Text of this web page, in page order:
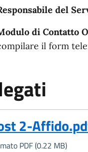
del
di Contatto
il form
2- PDF,
PDF (0.22 MB)